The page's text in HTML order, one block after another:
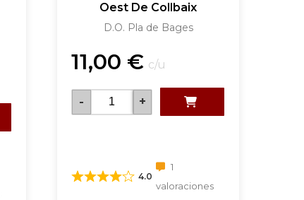
Oest De Collbaix
D.O. Pla de Bages
11,00 € c/u
- +
4.0
1
valoraciones